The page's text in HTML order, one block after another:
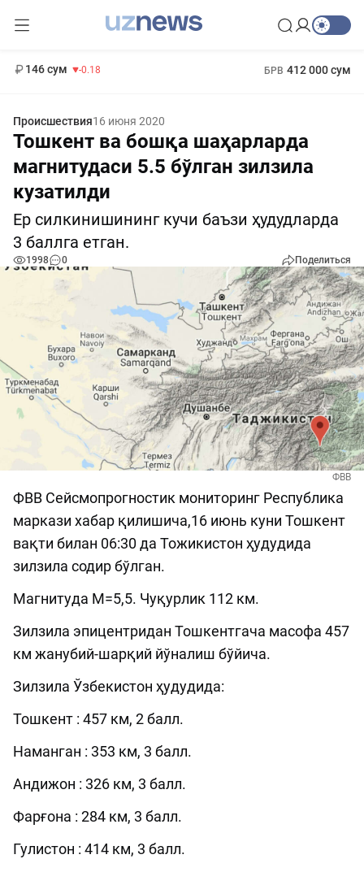
146 сум -0.18 БРВ 412 000 сум
Происшествия16 июня 2020
Тошкент ва бошқа шаҳарларда
магнитудаси 5.5 бўлган зилзила
кузатилди
Ер силкинишининг кучи баъзи ҳудудларда
3 баллга етган.
1998 0 Поделиться
ФВВ
ФВВ Сейсмопрогностик мониторинг Республика
маркази хабар қилишича,16 июнь куни Тошкент
вақти билан 06:30 да Тожикистон ҳудудида
зилзила содир бўлган.
Магнитуда М=5,5. Чуқурлик 112 км.
Зилзила эпицентридан Тошкентгача масофа 457
км жанубий-шарқий йўналиш бўйича.
Зилзила Ўзбекистон ҳудудида:
Тошкент : 457 км, 2 балл.
Наманган : 353 км, 3 балл.
Андижон : 326 км, 3 балл.
Фарғона : 284 км, 3 балл.
Гулистон : 414 км, 3 балл.